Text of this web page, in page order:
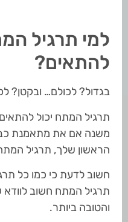
למי תרגיל
להתאים?
בגדול? לכולם… ובקטן?
תרגיל המתח יכול
משנה אם את מתאמנת
הראשון שלך, תרגיל
חשוב לדעת כי כמו כל
תרגיל המתח חשוב
והטובה ביותר.